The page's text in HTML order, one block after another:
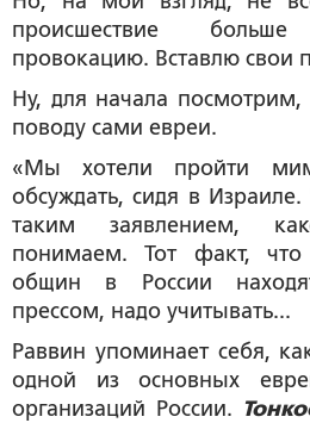
происшествие
провокацию. Вставлю свои
Ну, для начала посмотрим,
поводу сами евреи.
«Мы хотели пройти
обсуждать, сидя в Израиле.
таким заявлением,
понимаем. Тот факт, что
общин в России
прессом, надо учитывать...
Раввин упоминает себя,
одной из основных
организаций России.